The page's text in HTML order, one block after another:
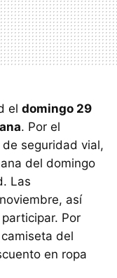
el domingo 29
. Por el
seguridad vial,
del domingo
Las
así
Por
del
en ropa